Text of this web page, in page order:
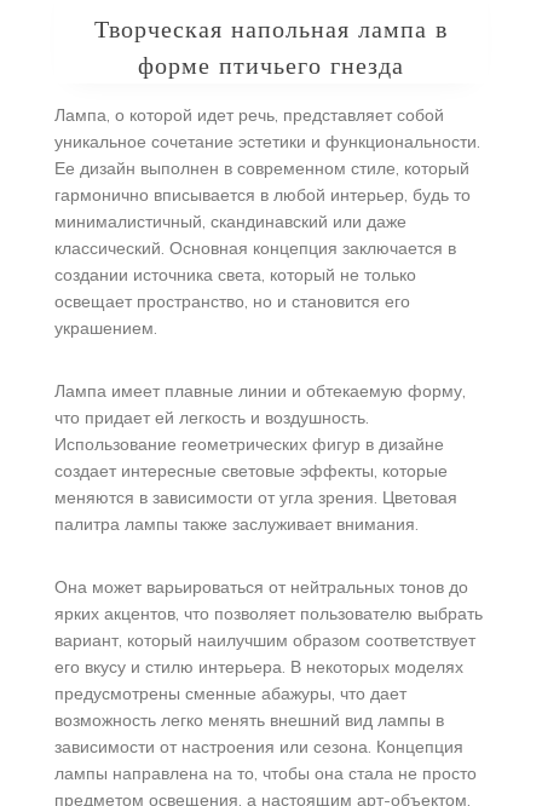
Творческая напольная лампа в
форме птичьего гнезда
Лампа, о которой идет речь, представляет собой
уникальное сочетание эстетики и функциональности.
Ее дизайн выполнен в современном стиле, который
гармонично вписывается в любой интерьер, будь то
минималистичный, скандинавский или даже
классический. Основная концепция заключается в
создании источника света, который не только
освещает пространство, но и становится его
украшением.
Лампа имеет плавные линии и обтекаемую форму,
что придает ей легкость и воздушность.
Использование геометрических фигур в дизайне
создает интересные световые эффекты, которые
меняются в зависимости от угла зрения. Цветовая
палитра лампы также заслуживает внимания.
Она может варьироваться от нейтральных тонов до
ярких акцентов, что позволяет пользователю выбрать
вариант, который наилучшим образом соответствует
его вкусу и стилю интерьера. В некоторых моделях
предусмотрены сменные абажуры, что дает
возможность легко менять внешний вид лампы в
зависимости от настроения или сезона. Концепция
лампы направлена на то, чтобы она стала не просто
предметом освещения, а настоящим арт-объектом,